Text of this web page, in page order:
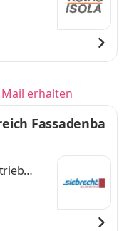
erhalten
Fassadenba